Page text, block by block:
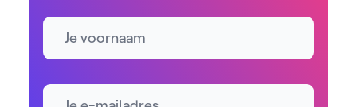
Naam
E-mailadres *